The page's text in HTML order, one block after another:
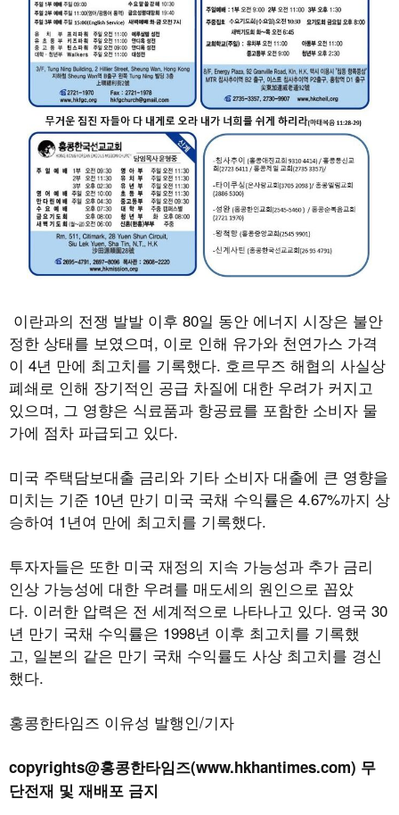
이란과의 전쟁 발발 이후 80일 동안 에너지 시장은 불안
정한 상태를 보였으며, 이로 인해 유가와 천연가스 가격
이 4년 만에 최고치를 기록했다. 호르무즈 해협의 사실상
폐쇄로 인해 장기적인 공급 차질에 대한 우려가 커지고
있으며, 그 영향은 식료품과 항공료를 포함한 소비자 물
가에 점차 파급되고 있다.
미국 주택담보대출 금리와 기타 소비자 대출에 큰 영향을
미치는 기준 10년 만기 미국 국채 수익률은 4.67%까지 상
승하여 1년여 만에 최고치를 기록했다.
투자자들은 또한 미국 재정의 지속 가능성과 추가 금리
인상 가능성에 대한 우려를 매도세의 원인으로 꼽았
다. 이러한 압력은 전 세계적으로 나타나고 있다. 영국 30
년 만기 국채 수익률은 1998년 이후 최고치를 기록했
고, 일본의 같은 만기 국채 수익률도 사상 최고치를 경신
했다.
홍콩한타임즈 이유성 발행인/기자
copyrights@홍콩한타임즈(www.hkhantimes.com) 무
단전재 및 재배포 금지